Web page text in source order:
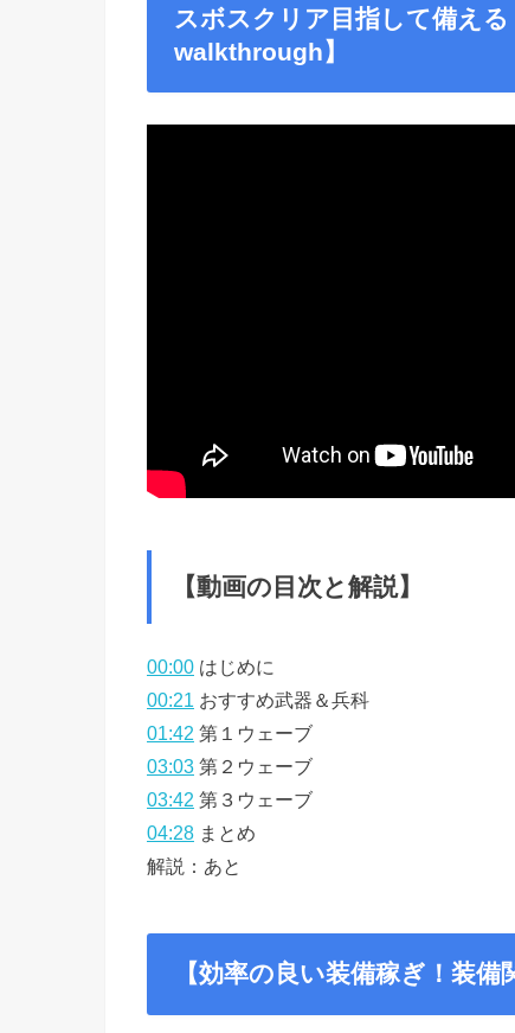
スボスクリア目指して備える
walkthrough】
【動画の目次と解説】
00:00 はじめに
00:21 おすすめ武器＆兵科
01:42 第１ウェーブ
03:03 第２ウェーブ
03:42 第３ウェーブ
04:28 まとめ
解説：あと
【効率の良い装備稼ぎ！装備